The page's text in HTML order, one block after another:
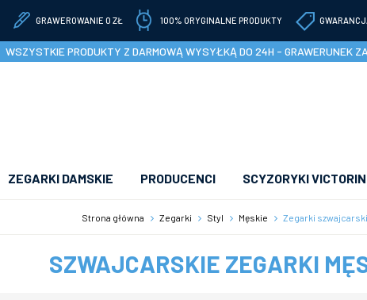
GRAWEROWANIE 0 ZŁ 100% ORYGINALNE PRODUKTY
WSZYSTKIE PRODUKTY Z DARMOWĄ WYSYŁKĄ DO 24H - GRAWERUNEK
ZEGARKI DAMSKIE PRODUCENCI SCYZORYKI
Strona główna Zegarki Styl Męskie Zegarki
SZWAJCARSKIE ZEGARKI